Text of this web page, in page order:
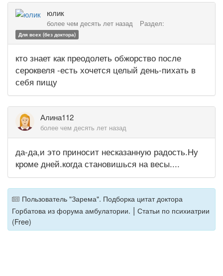
юлик
более чем десять лет назад Раздел:
Для всех (без доктора)
кто знает как преодолеть обжорство после
сероквеля -есть хочется целый день-пихать в
себя пищу
Алина112
более чем десять лет назад
да-да,и это приносит несказанную радость.Ну
кроме дней.когда становишься на весы....
Пользователь "Зарема". Подборка цитат доктора
Горбатова из форума амбулатории. | Статьи по психиатрии
(Free)